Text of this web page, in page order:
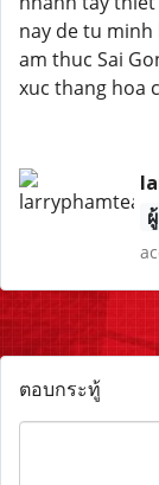
nay de tu
am thuc Sai
xuc thang hoa
ตอบกระทู้